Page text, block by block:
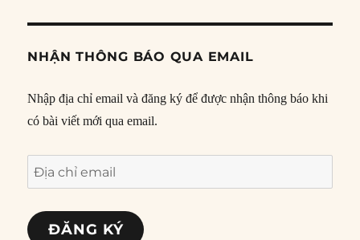
NHẬN THÔNG BÁO QUA EMAIL
Nhập địa chỉ email và đăng ký để được nhận thông báo khi
có bài viết mới qua email.
Địa
chỉ
email
ĐĂNG KÝ